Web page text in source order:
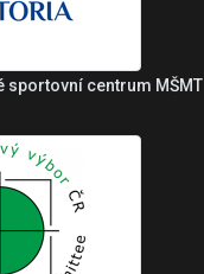
sportovní centrum MŠMT